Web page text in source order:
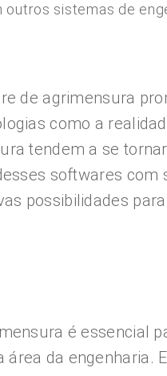
sistemas de
de agrimensura
como a
tendem a se
softwares
possibilidades
é essencial
área da